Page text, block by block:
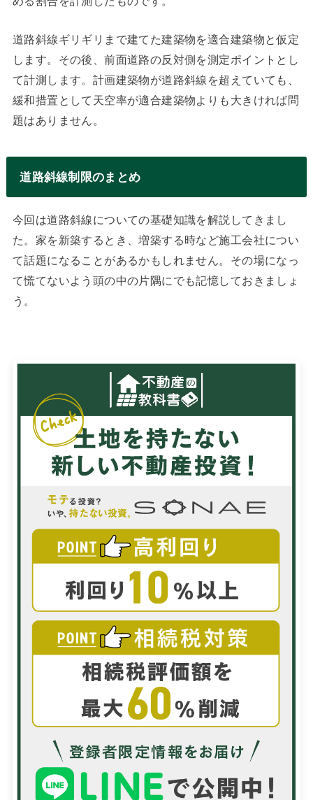
道路斜線ギリギリまで建てた建築物を適合建築物と仮定
します。その後、前面道路の反対側を測定ポイントとし
て計測します。計画建築物が道路斜線を超えていても、
緩和措置として天空率が適合建築物よりも大きければ問
題はありません。
道路斜線制限のまとめ
今回は道路斜線についての基礎知識を解説してきまし
た。家を新築するとき、増築する時など施工会社につい
て話題になることがあるかもしれません。その場になっ
て慌てないよう頭の中の片隅にでも記憶しておきましょ
う。